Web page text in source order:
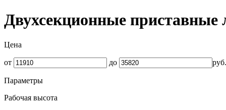
Двухсекционные приставные
Цена
от до руб.
Параметры
Рабочая высота